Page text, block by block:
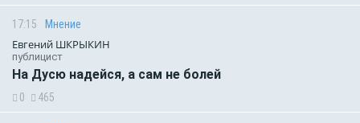
17:15 Мнение
Евгений ШКРЫКИН
публицист
На Дусю надейся, а сам не болей
0 465